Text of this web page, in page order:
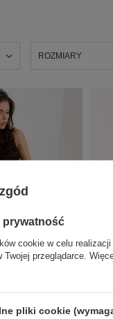
ROZMIARY
prywatność
cookie w celu realizacji
Twojej przeglądarce.
pliki cookie